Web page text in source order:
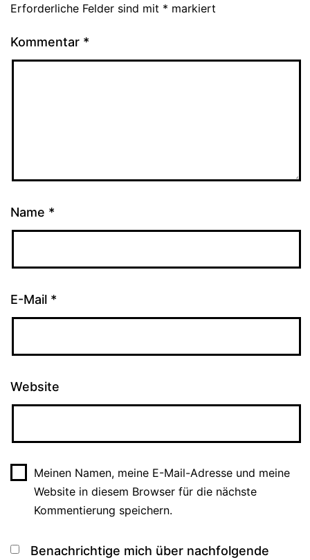
Erforderliche Felder sind mit * markiert
Kommentar *
Name *
E-Mail *
Website
Meinen Namen, meine E-Mail-Adresse und meine
Website in diesem Browser für die nächste
Kommentierung speichern.
Benachrichtige mich über nachfolgende